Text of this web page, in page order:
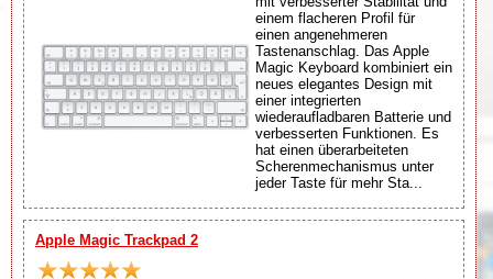
einem flacheren Profil für
einen angenehmeren
Tastenanschlag. Das Apple
Magic Keyboard kombiniert ein
neues elegantes Design mit
einer integrierten
wiederaufladbaren Batterie und
verbesserten Funktionen. Es
hat einen überarbeiteten
Scherenmechanismus unter
jeder Taste für mehr Sta...
Apple Magic Trackpad 2